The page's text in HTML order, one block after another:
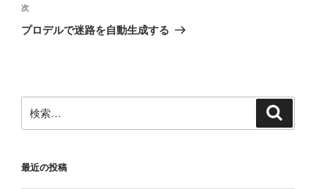
ゲ
ー
次
の
次
プロデルで迷路を自動生成する
索:
最近の投稿